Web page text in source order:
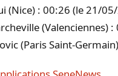
(Nice) : 00:26 (le 21/
(Paris Saint-